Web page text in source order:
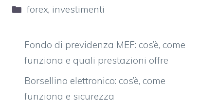
Categorie
forex, investimenti
Fondo di previdenza MEF: cos’è, come
funziona e quali prestazioni offre
Borsellino elettronico: cos’è, come
funziona e sicurezza